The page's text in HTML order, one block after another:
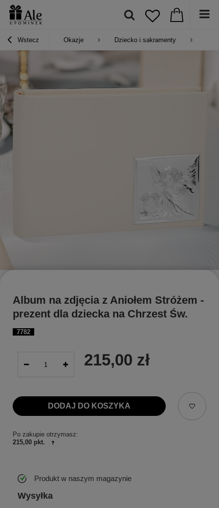
Wstecz Okazje Dziecko i sakramenty
7782
Album na zdjęcia z Aniołem Stróżem -
prezent dla dziecka na Chrzest Św.
215,00 zł
DODAJ DO KOSZYKA
Po zakupie otrzymasz:
215,00 pkt.
Produkt w naszym magazynie
Wysyłka